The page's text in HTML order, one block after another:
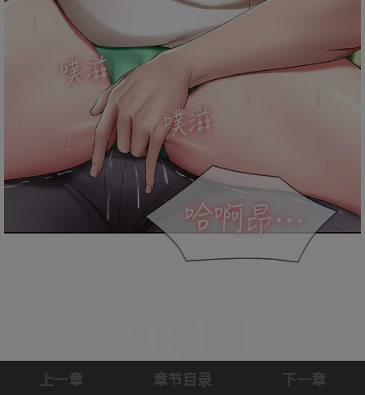
上一章 章节目录 下一章